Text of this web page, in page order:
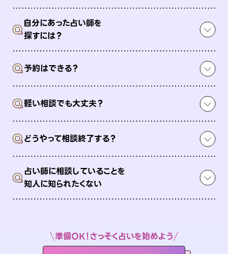
Q自分にあった占い師を
探すには？
Q予約はできる？
Q軽い相談でも大丈夫？
Qどうやって相談終了する？
Q占い師に相談していることを
知人に知られたくない
準備OK！さっそく占いを始めよう